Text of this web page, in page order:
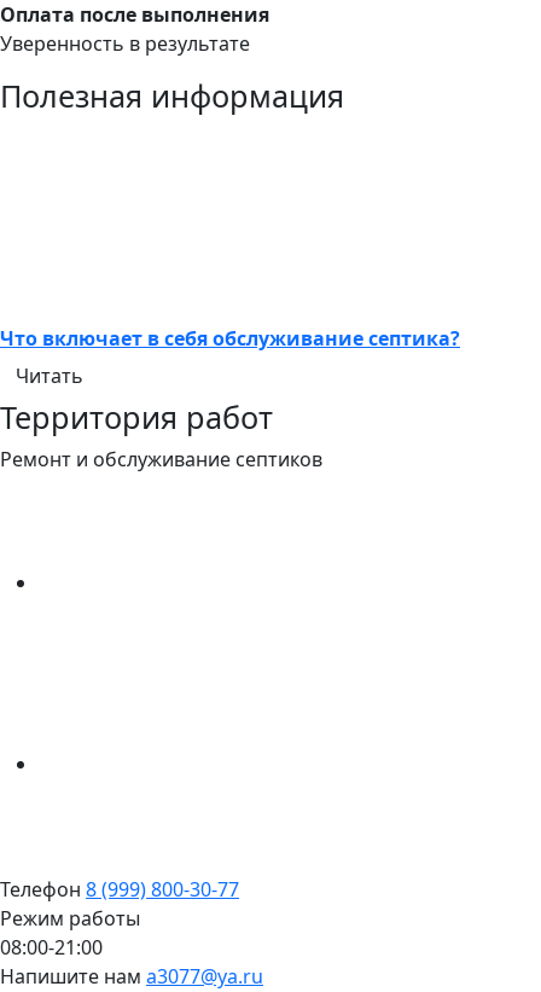
Оплата после выполнения
Уверенность в результате
Полезная информация
Что включает в себя обслуживание септика?
Читать
Территория работ
Ремонт и обслуживание септиков
Телефон 8 (999) 800-30-77
Режим работы
08:00-21:00
Напишите нам a3077@ya.ru